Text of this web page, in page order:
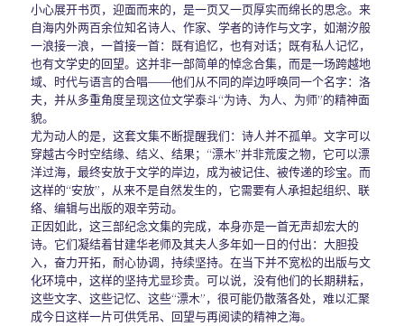
小心展开书页，迎面而来的，是一页又一页厚实而绵长的思念。来
自海内外两百余位知名诗人、作家、学者的诗作与文字，如潮汐般
一浪接一浪，一首接一首：既有追忆，也有对话；既有私人记忆，
也有文学史的回望。这并非一部简单的悼念合集，而是一场跨越地
域、时代与语言的合唱——他们从不同的岸边呼唤同一个名字：洛
夫，并从多重角度呈现这位文学泰斗“为诗、为人、为师”的精神面
貌。
尤为动人的是，这套文集不断提醒我们：诗人并不孤单。文字可以
穿越古今时空结缘、结义、结果；“漂木”并非荒废之物，它可以漂
洋过海，最终安放于文学的岸边，成为被记住、被传递的珍宝。而
这样的“安放”，从来不是自然发生的，它需要有人承担起组织、联
络、编辑与出版的艰辛劳动。
正因如此，这三部纪念文集的完成，本身亦是一首无声却宏大的
诗。它们凝结着甘建华老师及其夫人多年如一日的付出：大胆投
入，奋力开拓，耐心协调，持续坚持。在当下并不宽松的出版与文
化环境中，这样的坚持尤显珍贵。可以说，没有他们的长期耕耘，
这些文字、这些记忆、这些“漂木”，很可能仍散落各处，难以汇聚
成今日这样一片可供凭吊、回望与再阅读的精神之海。